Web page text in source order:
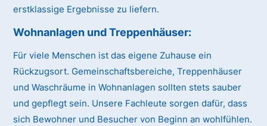
erstklassige Ergebnisse zu liefern.
Wohnanlagen und Treppenhäuser:
Für viele Menschen ist das eigene Zuhause ein
Rückzugsort. Gemeinschaftsbereiche, Treppenhäuser
und Waschräume in Wohnanlagen sollten stets sauber
und gepflegt sein. Unsere Fachleute sorgen dafür, dass
sich Bewohner und Besucher von Beginn an wohlfühlen.